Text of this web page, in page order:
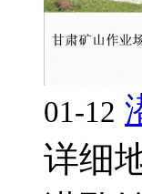
01-12
详细